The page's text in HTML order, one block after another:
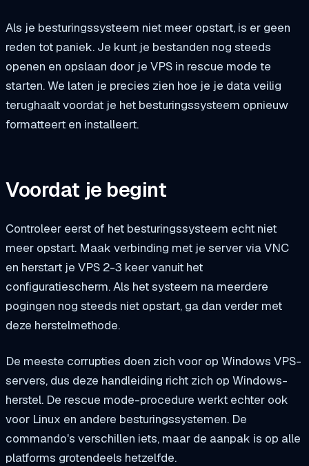
Als je besturingssysteem niet meer opstart, is er geen
reden tot paniek. Je kunt je bestanden nog steeds
openen en opslaan door je VPS in rescue mode te
starten. We laten je precies zien hoe je je data veilig
terughaalt voordat je het besturingssysteem opnieuw
formatteert en installeert.
Voordat je begint
Controleer eerst of het besturingssysteem echt niet
meer opstart. Maak verbinding met je server via VNC
en herstart je VPS 2-3 keer vanuit het
configuratiescherm. Als het systeem na meerdere
pogingen nog steeds niet opstart, ga dan verder met
deze herstelmethode.
De meeste corrupties doen zich voor op Windows VPS-
servers, dus deze handleiding richt zich op Windows-
herstel. De rescue mode-procedure werkt echter ook
voor Linux en andere besturingssystemen. De
commando's verschillen iets, maar de aanpak is op alle
platforms grotendeels hetzelfde.